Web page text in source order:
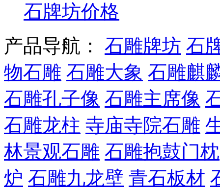
石牌坊价格
产品导航： 石雕牌坊 石
物石雕 石雕大象 石雕麒
石雕孔子像 石雕主席像
石雕龙柱 寺庙寺院石雕
林景观石雕 石雕抱鼓门枕
炉 石雕九龙壁 青石板材